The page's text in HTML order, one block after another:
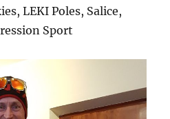
LEKI Poles, Salice,
Sport